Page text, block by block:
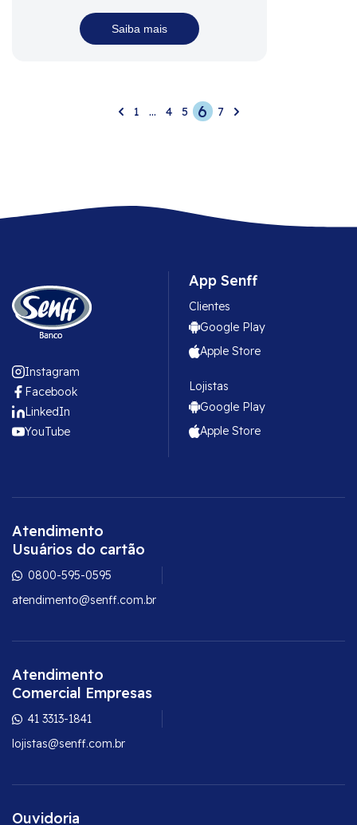
Saiba mais
por
1 … 4 5 6 7
App Senff
Clientes
Google Play
Apple Store
Lojistas
Google Play
Apple Store
Instagram
Facebook
LinkedIn
YouTube
Atendimento
Usuários do cartão
0800-595-0595
atendimento@senff.com.br
Atendimento
Comercial Empresas
41 3313-1841
lojistas@senff.com.br
Ouvidoria